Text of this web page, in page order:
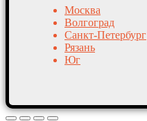
Москва
Волгоград
Санкт-Петербург
Рязань
Юг